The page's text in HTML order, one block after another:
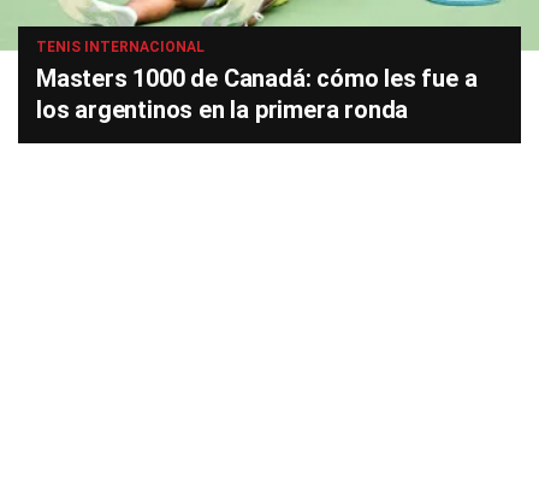
TENIS INTERNACIONAL
Masters 1000 de Canadá: cómo les fue a
los argentinos en la primera ronda